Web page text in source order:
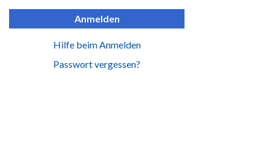
Anmelden
Hilfe beim Anmelden
Passwort vergessen?